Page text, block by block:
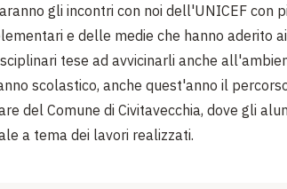
gli incontri con noi dell'UNICEF con
e delle medie che hanno aderito
tese ad avvicinarli anche
scolastico, anche quest'anno il
del Comune di Civitavecchia, dove gli
a tema dei lavori realizzati.